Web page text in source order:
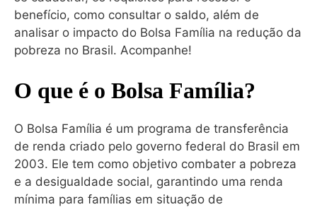
benefício, como consultar o saldo, além de
analisar o impacto do Bolsa Família na redução da
pobreza no Brasil. Acompanhe!
O que é o Bolsa Família?
O Bolsa Família é um programa de transferência
de renda criado pelo governo federal do Brasil em
2003. Ele tem como objetivo combater a pobreza
e a desigualdade social, garantindo uma renda
mínima para famílias em situação de